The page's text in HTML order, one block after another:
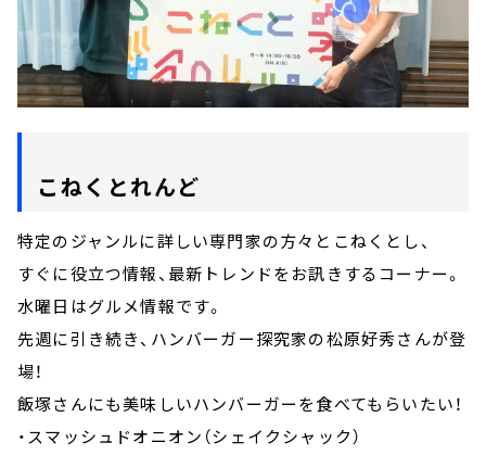
こねくとれんど
特定のジャンルに詳しい専門家の方々とこねくとし、
すぐに役立つ情報、最新トレンドをお訊きするコーナー。
水曜日はグルメ情報です。
先週に引き続き、ハンバーガー探究家の松原好秀さんが登
場！
飯塚さんにも美味しいハンバーガーを食べてもらいたい！
・スマッシュドオニオン（シェイクシャック）